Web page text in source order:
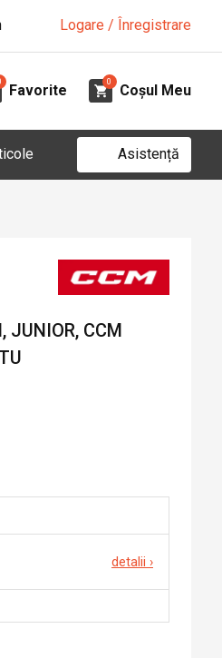
Logare / Înregistrare
Favorite
0
Coșul Meu
Asistență
JUNIOR, CCM
detalii ›